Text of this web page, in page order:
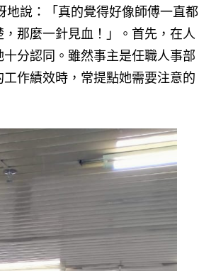
地說：「真的覺得好像師傅一直都
那麼一針見血！」。首先，在人
分認同。雖然事主是任職人事部
作績效時，常提點她需要注意的